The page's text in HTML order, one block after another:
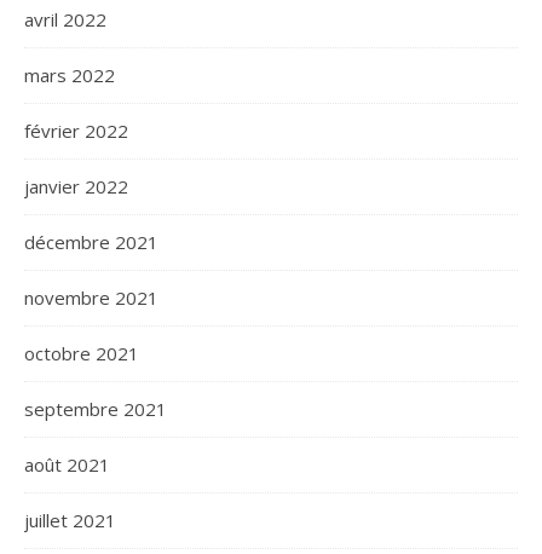
avril 2022
mars 2022
février 2022
janvier 2022
décembre 2021
novembre 2021
octobre 2021
septembre 2021
août 2021
juillet 2021